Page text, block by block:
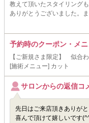
教えて頂いたスタイリング
ありがとうございました。
予約時のクーポン・メ
【ご新規さま限定】 似
[施術メニュー] カット
サロンからの返信コ
先日はご来店頂きありが
喜んで頂けて嬉しいです